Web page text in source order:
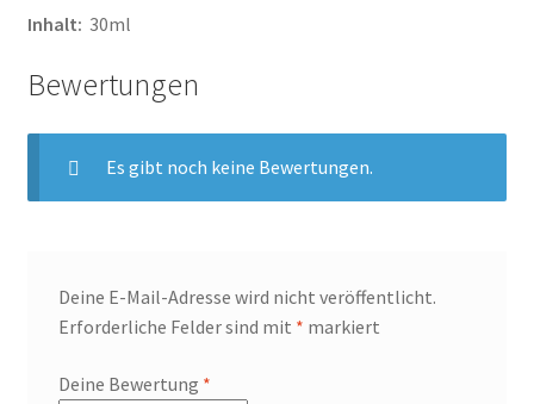
Inhalt: 30ml
Bewertungen
Es gibt noch keine Bewertungen.
Deine E-Mail-Adresse wird nicht veröffentlicht.
Erforderliche Felder sind mit * markiert
Deine Bewertung *